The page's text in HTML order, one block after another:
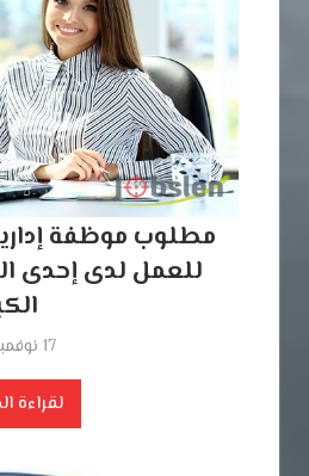
مطلوب موظفة
للعمل لدى إحدى
17 نوفمبر، 2024
لقراءة